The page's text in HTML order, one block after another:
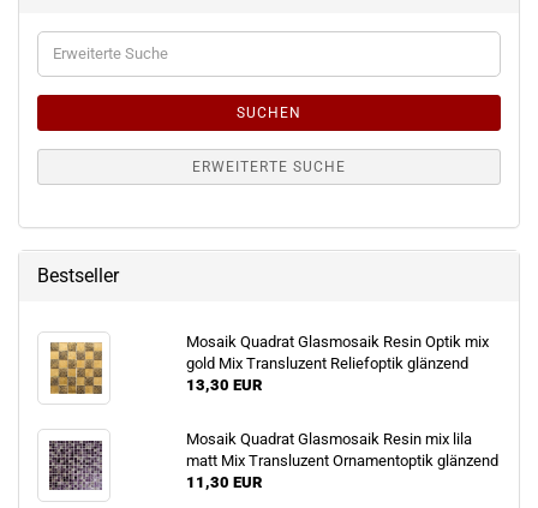
Erweiterte
Suche
SUCHEN
ERWEITERTE SUCHE
Bestseller
Mosaik Quadrat Glasmosaik Resin Optik mix
gold Mix Transluzent Reliefoptik glänzend
13,30 EUR
Mosaik Quadrat Glasmosaik Resin mix lila
matt Mix Transluzent Ornamentoptik glänzend
11,30 EUR